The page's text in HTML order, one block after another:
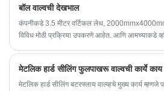
बटरफ्लाय वाल्व सीटच्या सीलिंग पृष्ठभागावरील घट्ट दाब
बजावते.
बॉल वाल्वची देखभाल
कंपनीकडे 3.5 मीटर वर्टिकल लेथ, 2000mmx4000mm
विविध मोठी प्रक्रिया उपकरणे आहेत. आणि आमच्याकडे
मेटलिक हार्ड सीलिंग फुलपाखरू वाल्वची कार्ये
मेटलिक हार्ड सीलिंग बटरफ्लाय वाल्व्हचे मुख्य कार्य म्हणजे